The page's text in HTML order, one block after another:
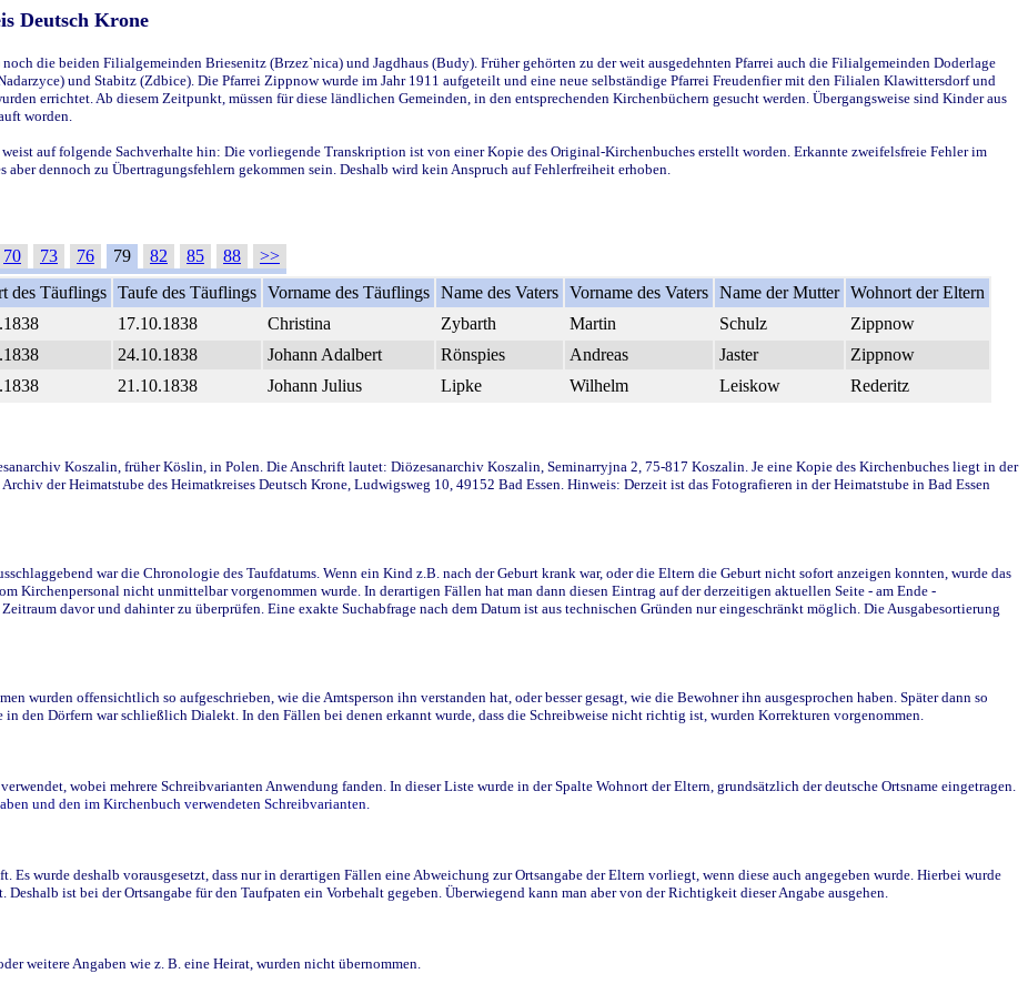
Deutsch Krone
die beiden Filialgemeinden Briesenitz (Brzez`nica) und Jagdhaus (Budy). Früher gehörten zu der weit ausgedehnten Pfarrei auch die Filialgemeinden Doderlage
und Stabitz (Zdbice). Die Pfarrei Zippnow wurde im Jahr 1911 aufgeteilt und eine neue selbständige Pfarrei Freudenfier mit den Filialen Klawittersdorf und
errichtet. Ab diesem Zeitpunkt, müssen für diese ländlichen Gemeinden, in den entsprechenden Kirchenbüchern gesucht werden. Übergangsweise sind Kinder aus
worden.
auf folgende Sachverhalte hin: Die vorliegende Transkription ist von einer Kopie des Original-Kirchenbuches erstellt worden. Erkannte zweifelsfreie Fehler im
dennoch zu Übertragungsfehlern gekommen sein. Deshalb wird kein Anspruch auf Fehlerfreiheit erhoben.
70 73 76 79 82 85 88
>>
des Täuflings Taufe des Täuflings Vorname des Täuflings Name des Vaters Vorname des Vaters Name der Mutter Wohnort der Eltern
17.10.1838 Christina Zybarth Martin Schulz
Zippnow
24.10.1838 Johann Adalbert Rönspies Andreas Jaster
Zippnow
21.10.1838 Johann Julius Lipke Wilhelm Leiskow Rederitz
Koszalin, früher Köslin, in Polen. Die Anschrift lautet: Diözesanarchiv Koszalin, Seminarryjna 2, 75-817 Koszalin. Je eine Kopie des Kirchenbuches liegt in der
der Heimatstube des Heimatkreises Deutsch Krone, Ludwigsweg 10, 49152 Bad Essen. Hinweis: Derzeit ist das Fotografieren in der Heimatstube in Bad Essen
war die Chronologie des Taufdatums. Wenn ein Kind z.B. nach der Geburt krank war, oder die Eltern die Geburt nicht sofort anzeigen konnten, wurde das
Kirchenpersonal nicht unmittelbar vorgenommen wurde. In derartigen Fällen hat man dann diesen Eintrag auf der derzeitigen aktuellen Seite - am Ende -
davor und dahinter zu überprüfen. Eine exakte Suchabfrage nach dem Datum ist aus technischen Gründen nur eingeschränkt möglich. Die Ausgabesortierung
wurden offensichtlich so aufgeschrieben, wie die Amtsperson ihn verstanden hat, oder besser gesagt, wie die Bewohner ihn ausgesprochen haben. Später dann so
den Dörfern war schließlich Dialekt. In den Fällen bei denen erkannt wurde, dass die Schreibweise nicht richtig ist, wurden Korrekturen vorgenommen.
wobei mehrere Schreibvarianten Anwendung fanden. In dieser Liste wurde in der Spalte Wohnort der Eltern, grundsätzlich der deutsche Ortsname eingetragen.
und den im Kirchenbuch verwendeten Schreibvarianten.
wurde deshalb vorausgesetzt, dass nur in derartigen Fällen eine Abweichung zur Ortsangabe der Eltern vorliegt, wenn diese auch angegeben wurde. Hierbei wurde
ist bei der Ortsangabe für den Taufpaten ein Vorbehalt gegeben. Überwiegend kann man aber von der Richtigkeit dieser Angabe ausgehen.
weitere Angaben wie z. B. eine Heirat, wurden nicht übernommen.